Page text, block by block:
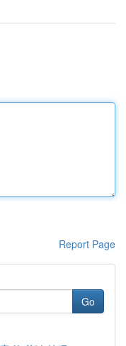
Report Page
Go